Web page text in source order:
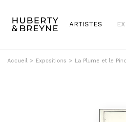
ARTISTES
Accueil > Expositions > La Plume et le